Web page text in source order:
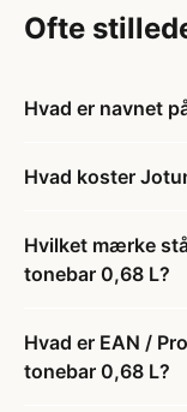
Ofte
Hvad er navnet
Hvad koster
Hvilket mærke
tonebar 0,68 L?
Hvad er EAN /
tonebar 0,68 L?